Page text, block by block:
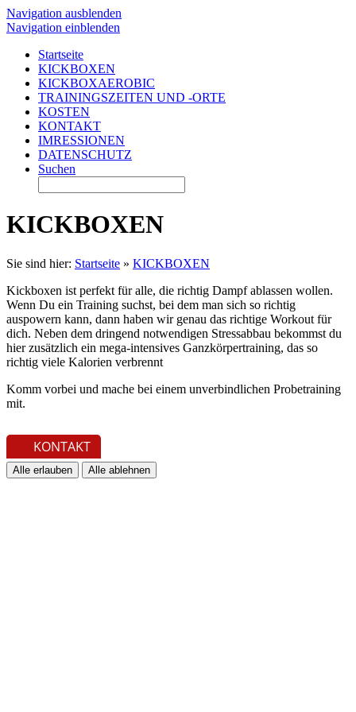
Navigation ausblenden
Navigation einblenden
Startseite
KICKBOXEN
KICKBOXAEROBIC
TRAININGSZEITEN UND -ORTE
KOSTEN
KONTAKT
IMRESSIONEN
DATENSCHUTZ
Suchen
KICKBOXEN
Sie sind hier: Startseite » KICKBOXEN
Kickboxen ist perfekt für alle, die richtig Dampf ablassen wollen.
Wenn Du ein Training suchst, bei dem man sich so richtig
auspowern kann, dann haben wir genau das richtige Workout für
dich. Neben dem dringend notwendigen Stressabbau bekommst du
hier zusätzlich ein mega-intensives Ganzkörpertraining, das so
richtig viele Kalorien verbrennt
Komm vorbei und mache bei einem unverbindlichen Probetraining
mit.
KONTAKT
COOKIES
Alle erlauben Alle ablehnen